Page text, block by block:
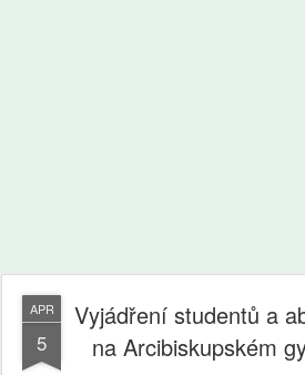
APR
5
Vyjádření studentů a
na Arcibiskupském